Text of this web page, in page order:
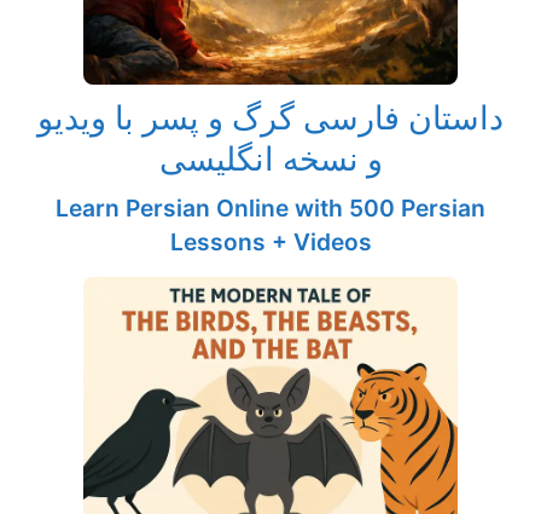
داستان فارسی گرگ و پسر با ویدیو
و نسخه انگلیسی
Learn Persian Online with 500 Persian
Lessons + Videos